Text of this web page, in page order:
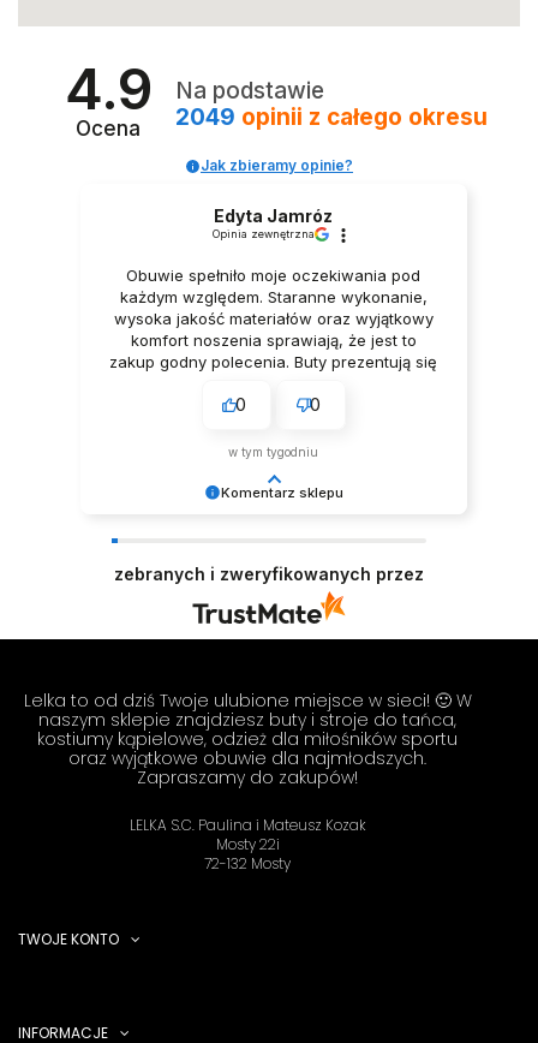
4.9
Ocena
Na podstawie
2049 opinii z całego okresu
Jak zbieramy opinie?
Komentarz sklepu
Doceniamy czas i wysiłek włożony w podzielenie
się z nami Twoimi doświadczeniami. Do
zobaczenia! Zespół LELKA 🦋
Edyta Jamróz
Opinia zewnętrzna
Obuwie spełniło moje oczekiwania pod
każdym względem. Staranne wykonanie,
wysoka jakość materiałów oraz wyjątkowy
komfort noszenia sprawiają, że jest to
zakup godny polecenia. Buty prezentują się
przekonaniem polecam ten produkt.
0 0
w tym tygodniu
zebranych i zweryfikowanych przez
Lelka to od dziś Twoje ulubione miejsce w sieci! 🙂 W
naszym sklepie znajdziesz buty i stroje do tańca,
kostiumy kąpielowe, odzież dla miłośników sportu
oraz wyjątkowe obuwie dla najmłodszych.
Zapraszamy do zakupów!
LELKA S.C. Paulina i Mateusz Kozak
Mosty 22i
72-132 Mosty
TWOJE KONTO
INFORMACJE